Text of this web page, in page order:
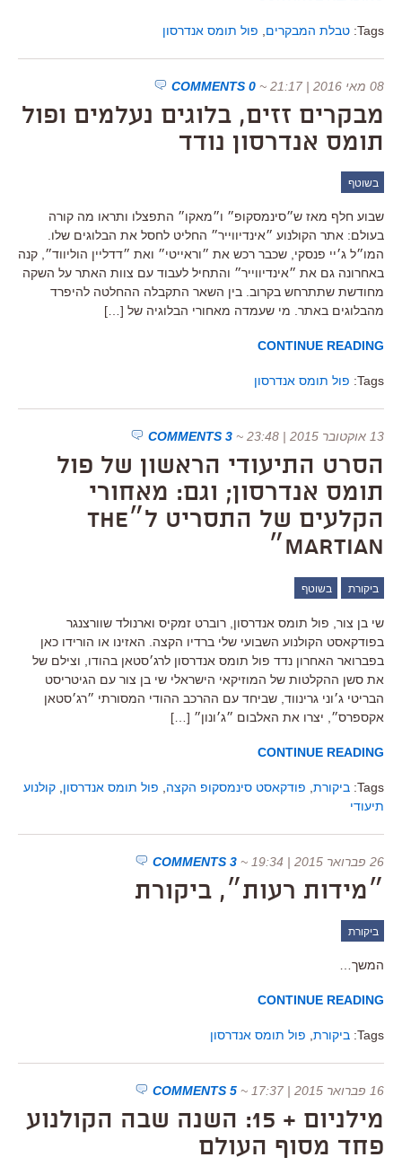
Tags: טבלת המבקרים פול תומס אנדרסון
08 מאי 2016 | 21:17 ~
0 COMMENTS
מבקרים זזים, בלוגים נעלמים ופול
תומס אנדרסון נודד
בשוטף
שבוע חלף מאז ש״סינמסקופ״ ו״מאקו״ התפצלו ותראו מה קורה
בעולם: אתר הקולנוע ״אינדיווייר״ החליט לחסל את הבלוגים שלו.
המו״ל ג׳יי פנסקי, שכבר רכש את ״וראייטי״ ואת ״דדליין הוליווד״, קנה
באחרונה גם את ״אינדיווייר״ והתחיל לעבוד עם צוות האתר על השקה
מחודשת שתתרחש בקרוב. בין השאר התקבלה ההחלטה להיפרד
מהבלוגים באתר. מי שעמדה מאחורי הבלוגיה של […]
CONTINUE READING
Tags: פול תומס אנדרסון
13 אוקטובר 2015 | 23:48 ~
3 COMMENTS
הסרט התיעודי הראשון של פול
תומס אנדרסון; וגם: מאחורי
הקלעים של התסריט ל״The
Martian״
ביקורת בשוטף
שי בן צור, פול תומס אנדרסון, רוברט זמקיס וארנולד שוורצנגר
בפודקאסט הקולנוע השבועי שלי ברדיו הקצה. האזינו או הורידו כאן
בפברואר האחרון נדד פול תומס אנדרסון לרג׳סטאן בהודו, וצילם של
את סשן ההקלטות של המוזיקאי הישראלי שי בן צור עם הגיטריסט
הבריטי ג׳וני גרינווד, שביחד עם ההרכב ההודי המסורתי ״רג׳סטאן
אקספרס״, יצרו את האלבום ״ג׳ונון״ […]
CONTINUE READING
Tags: ביקורת פודקאסט סינמסקופ הקצה פול תומס אנדרסון קולנוע
תיעודי
26 פברואר 2015 | 19:34 ~
3 COMMENTS
״מידות רעות״, ביקורת
ביקורת
המשך…
CONTINUE READING
Tags: ביקורת פול תומס אנדרסון
16 פברואר 2015 | 17:37 ~
5 COMMENTS
מילניום + 15: השנה שבה הקולנוע
פחד מסוף העולם